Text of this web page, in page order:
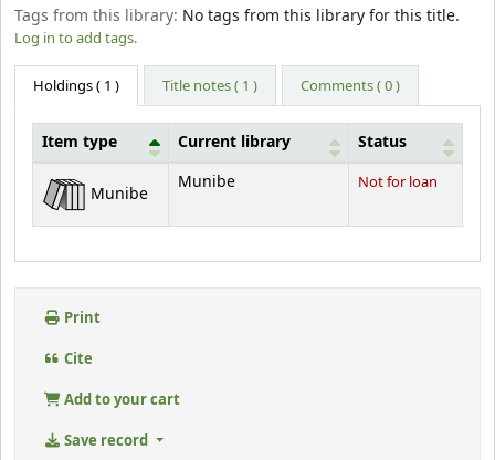
Tags from this library: No tags from this library for this title.
Log in to add tags.
Holdings( 1 ) Title notes ( 1 ) Comments ( 0 )
Holdings
Item type Current library Status
Munibe
Munibe Not for loan
Print
Cite
Add to your cart
Save record